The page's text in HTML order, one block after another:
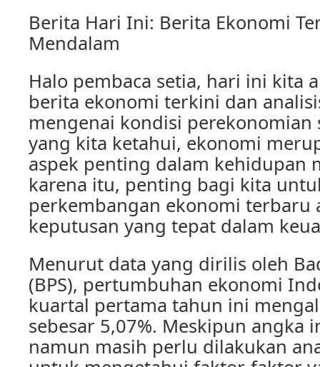
Berita Hari Ini: Berita Ekonomi
Mendalam
Halo pembaca setia, hari ini kita
berita ekonomi terkini dan
mengenai kondisi perekonomian
yang kita ketahui, ekonomi
aspek penting dalam kehidupan
karena itu, penting bagi kita
perkembangan ekonomi terbaru
keputusan yang tepat dalam
Menurut data yang dirilis oleh
(BPS), pertumbuhan ekonomi
kuartal pertama tahun ini
sebesar 5,07%. Meskipun angka
namun masih perlu dilakukan